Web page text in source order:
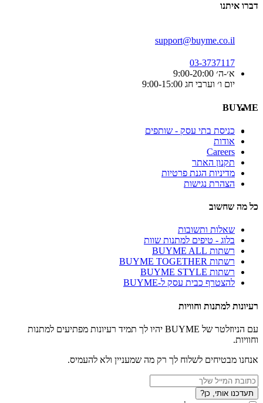
דברו איתנו
support@buyme.co.il
03-3737117
א׳-ה׳ 9:00-20:00
יום ו׳ וערבי חג 9:00-15:00
BUYME
כניסת בתי עסק - שותפים
אודות
Careers
תקנון האתר
מדיניות הגנת פרטיות
הצהרת נגישות
כל מה שחשוב
שאלות ותשובות
בלוג - טיפים למתנות שוות
רשתות BUYME ALL
רשתות BUYME TOGETHER
רשתות BUYME STYLE
להצטרף כבית עסק ל-BUYME
רעיונות למתנות וחוויות
עם הניוזלטר של BUYME יהיו לך תמיד רעיונות מפתיעים למתנות
וחוויות.
אנחנו מבטיחים לשלוח לך רק מה שמעניין ולא להעמיס.
תעדכנו אותי, כן?